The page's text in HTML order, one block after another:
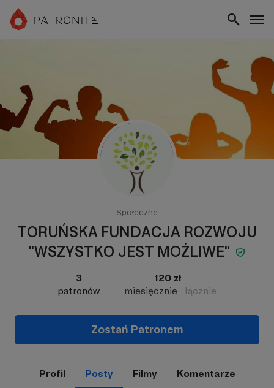
Społeczne
TORUŃSKA FUNDACJA ROZWOJU
"WSZYSTKO JEST MOŻLIWE"
3
patronów
120 zł
miesięcznie
łącznie
Zostań Patronem
Profil Posty Filmy Komentarze